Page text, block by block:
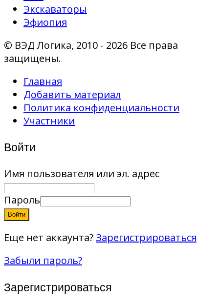
Экскаваторы
Эфиопия
© ВЭД Логика, 2010 - 2026 Все права
защищены.
Главная
Добавить материал
Политика конфиденциальности
Участники
Войти
Имя пользователя или эл. адрес
Пароль
Войти
Еще нет аккаунта? Зарегистрироваться
Забыли пароль?
Зарегистрироваться